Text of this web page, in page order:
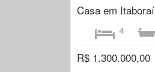
Casa em Itaboraí
4
R$ 1.300.000,00